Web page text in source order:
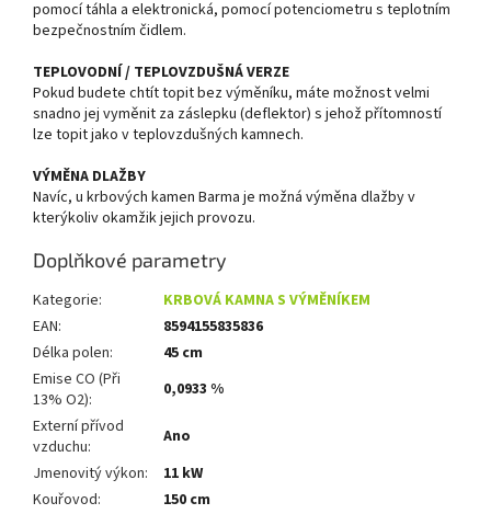
pomocí táhla a elektronická, pomocí potenciometru s teplotním
bezpečnostním čidlem.
TEPLOVODNÍ / TEPLOVZDUŠNÁ VERZE
Pokud budete chtít topit bez výměníku, máte možnost velmi
snadno jej vyměnit za záslepku (deflektor) s jehož přítomností
lze topit jako v teplovzdušných kamnech.
VÝMĚNA DLAŽBY
Navíc, u krbových kamen Barma je možná výměna dlažby v
kterýkoliv okamžik jejich provozu.
Doplňkové parametry
Kategorie:
KRBOVÁ KAMNA S VÝMĚNÍKEM
EAN:
8594155835836
Délka polen:
45 cm
Emise CO (Při
13% O2):
0,0933 %
Externí přívod
vzduchu:
Ano
Jmenovitý výkon:
11 kW
Kouřovod:
150 cm